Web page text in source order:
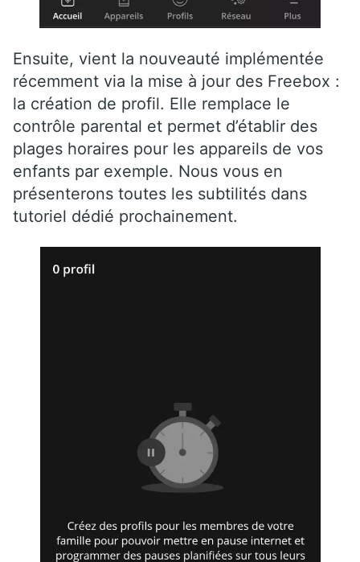
Ensuite, vient la nouveauté implémentée
récemment via la mise à jour des Freebox :
la création de profil. Elle remplace le
contrôle parental et permet d’établir des
plages horaires pour les appareils de vos
enfants par exemple. Nous vous en
présenterons toutes les subtilités dans
tutoriel dédié prochainement.